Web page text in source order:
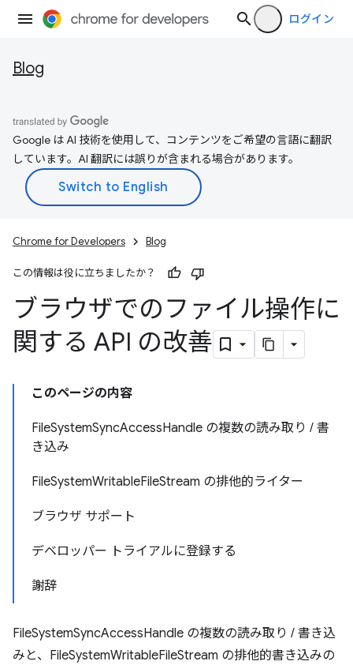
ログイン
Blog
Google は AI 技術を使用して、コンテンツをご希望の言語に翻訳
しています。AI 翻訳には誤りが含まれる場合があります。
Chrome for Developers Blog
この情報は役に立ちましたか？
ブラウザでのファイル操作に
関する API の改善
このページの内容
FileSystemSyncAccessHandle の複数の読み取り / 書
き込み
FileSystemWritableFileStream の排他的ライター
ブラウザ サポート
デベロッパー トライアルに登録する
謝辞
FileSystemSyncAccessHandle の複数の読み取り / 書き込
みと、FileSystemWritableFileStream の排他的書き込みの